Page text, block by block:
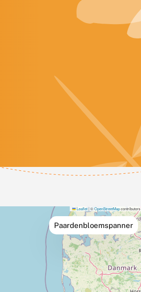
Paardenbloemspanner
Leaflet|©OpenStreetMapcontributors